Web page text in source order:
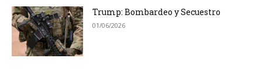
Trump: Bombardeo y Secuestro
01/06/2026